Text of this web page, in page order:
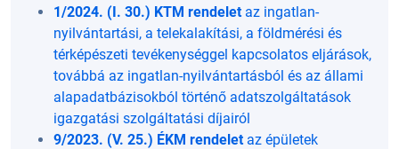
1/2024. (I. 30.) KTM rendeletaz ingatlan-
nyilvántartási, a telekalakítási, a földmérési és
térképészeti tevékenységgel kapcsolatos eljárások,
továbbá az ingatlan-nyilvántartásból és az állami
alapadatbázisokból történő adatszolgáltatások
igazgatási szolgáltatási díjairól
9/2023. (V. 25.) ÉKM rendeletaz épületek